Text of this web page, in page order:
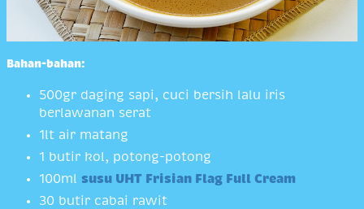
Bahan-bahan:
500gr daging sapi, cuci bersih lalu iris
berlawanan serat
1lt air matang
1 butir kol, potong-potong
100ml susu UHT Frisian Flag Full Cream
30 butir cabai rawit